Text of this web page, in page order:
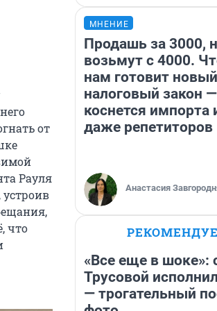
от
Рауля
что
МНЕНИЕ
Продашь за 3000,
возьмут с 4000.
нам готовит новый
налоговый закон
коснется импорта
даже репетиторов
Анастасия
«Все еще в шоке»:
Трусовой
— трогательный